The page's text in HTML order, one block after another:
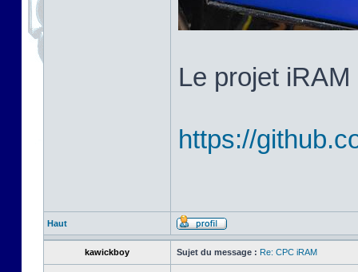
Le projet
https://
Haut
kawickboy Sujet du message : Re: CPC iRAM